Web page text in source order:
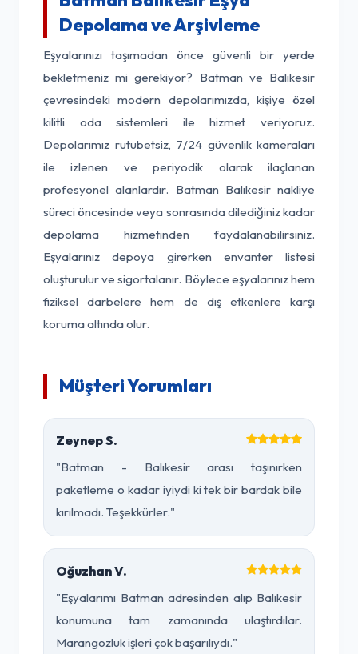
Depolama ve Arşivleme
Eşyalarınızı taşımadan önce güvenli bir yerde
bekletmeniz mi gerekiyor? Batman ve Balıkesir
çevresindeki modern depolarımızda, kişiye özel
kilitli oda sistemleri ile hizmet veriyoruz.
Depolarımız rutubetsiz, 7/24 güvenlik kameraları
ile izlenen ve periyodik olarak ilaçlanan
profesyonel alanlardır. Batman Balıkesir nakliye
süreci öncesinde veya sonrasında dilediğiniz kadar
depolama hizmetinden faydalanabilirsiniz.
Eşyalarınız depoya girerken envanter listesi
oluşturulur ve sigortalanır. Böylece eşyalarınız hem
fiziksel darbelere hem de dış etkenlere karşı
koruma altında olur.
Müşteri Yorumları
Zeynep S.
"Batman - Balıkesir arası taşınırken
paketleme o kadar iyiydi ki tek bir bardak bile
kırılmadı. Teşekkürler."
Oğuzhan V.
"Eşyalarımı Batman adresinden alıp Balıkesir
konumuna tam zamanında ulaştırdılar.
Marangozluk işleri çok başarılıydı."